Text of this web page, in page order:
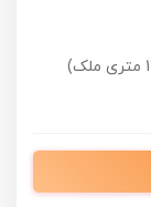
اراک، خیابان سید جمال الدین اسدآبادی (12 متری ملک)